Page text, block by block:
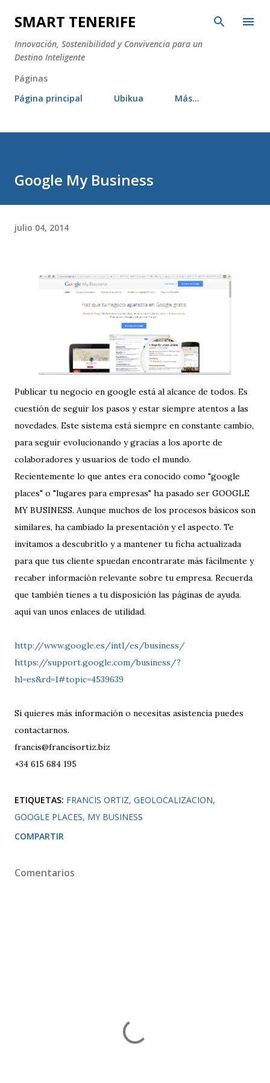
Ir al contenido principal
SMART TENERIFE
Innovación, Sostenibilidad y Convivencia para un
Destino Inteligente
Páginas
Página principal
Ubikua Más…
Google My Business
julio 04, 2014
Publicar tu negocio en google está al alcance de todos. Es
cuestión de seguir los pasos y estar siempre atentos a las
novedades. Este sistema está siempre en constante cambio,
para seguir evolucionando y gracias a los aporte de
colaboradores y usuarios de todo el mundo.
Recientemente lo que antes era conocido como "google
places" o "lugares para empresas" ha pasado ser GOOGLE
MY BUSINESS. Aunque muchos de los procesos básicos son
similares, ha cambiado la presentación y el aspecto. Te
invitamos a descubritlo y a mantener tu ficha actualizada
para que tus cliente spuedan encontrarate más fácilmente y
recaber información relevante sobre tu empresa. Recuerda
que también tienes a tu disposición las páginas de ayuda.
aquí van unos enlaces de utilidad.
http://www.google.es/intl/es/business/
https://support.google.com/business/?
hl=es&rd=1#topic=4539639
Si quieres más información o necesitas asistencia puedes
contactarnos.
francis@francisortiz.biz
+34 615 684 195
ETIQUETAS: FRANCIS ORTIZ GEOLOCALIZACION
GOOGLE PLACES MY BUSINESS
COMPARTIR
Comentarios